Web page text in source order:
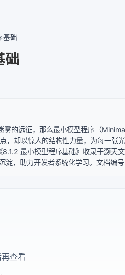
基础
础
雾的远征，那么最小模型程序（
却以惊人的结构性力量，为每一张
最小模型程序基础》收录于灏天
，助力开发者系统化学习。文档编号
查看